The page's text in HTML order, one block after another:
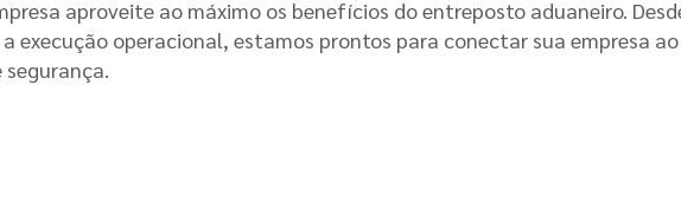
aproveite ao máximo os benefícios do entreposto aduaneiro.
execução operacional, estamos prontos para conectar sua empresa ao